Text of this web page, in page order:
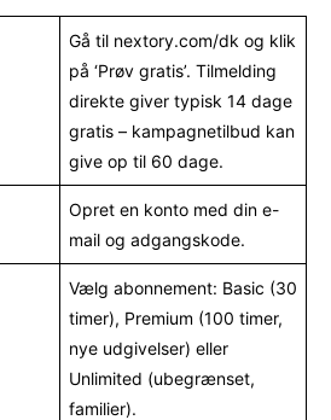
Gå til nextory.com/dk og klik
på ‘Prøv gratis’. Tilmelding
direkte giver typisk 14 dage
gratis – kampagnetilbud kan
give op til 60 dage.
Opret en konto med din e-
mail og adgangskode.
Vælg abonnement: Basic (30
timer), Premium (100 timer,
nye udgivelser) eller
Unlimited (ubegrænset,
familier).